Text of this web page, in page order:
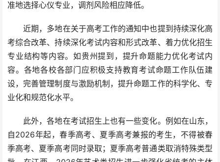
准地选择心仪专业，调剂风险相应降低。
近期，多地在关于高考工作的通知中也提到持续深化高
考综合改革、持续深化考试内容和形式改革、着力优化招生
专业结构等内容。如贵州提到，提升命题能力优化考试内
容。各地各校各部门应积极支持教育考试命题工作队伍建
设，完善管理制度与激励机制，提升命题工作的科学化、专
业化和规范化水平。
此外，各地在考试招生上也有一些变化。例如在山东，
自2026年起，春季高考、夏季高考兼报的考生，不得被春
季高考、夏季高考同时录取；夏季高考普通类取消特殊类型